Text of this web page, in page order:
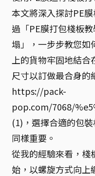
本文將深入探討PE
過「PE膜打包棧板
塌」，一步步教您如
上的貨物牢固地結
尺寸以訂做最合身的
https://pack-
pop.com/7068/
(1)，選擇合適的包
同樣重要。
從我的經驗來看，棧
始，以螺旋方式向上